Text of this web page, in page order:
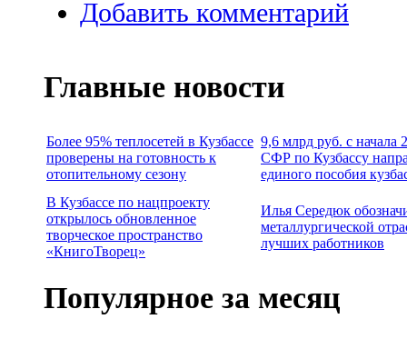
Добавить комментарий
Главные новости
Более 95% теплосетей в Кузбассе
проверены на готовность к
отопительному сезону
9,6 млрд руб. с начала
СФР по Кузбассу
единого пособия
В Кузбассе по нацпроекту
открылось обновленное
творческое пространство
«КнигоТворец»
Илья Середюк
металлургической
лучших работников
Популярное за месяц